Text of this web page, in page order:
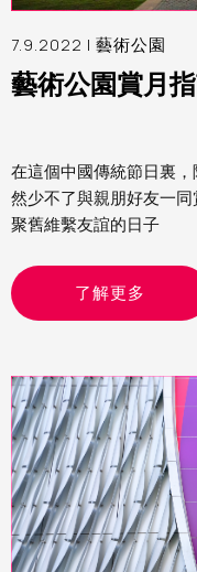
7.9.2022 | 藝術公園
藝術公園賞月
在這個中國傳統節日裏
然少不了與親朋好友一
聚舊維繫友誼的日子
了解更多